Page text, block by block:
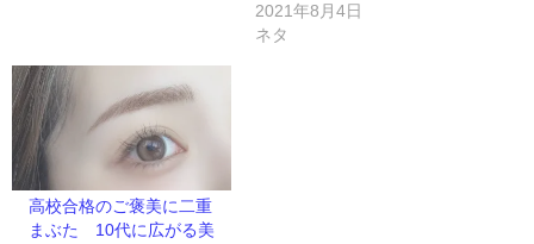
2021年8月4日
ネタ
高校合格のご褒美に二重
まぶた 10代に広がる美